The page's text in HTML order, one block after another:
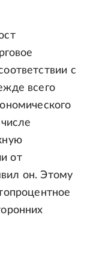
с
всего
от
он. Этому